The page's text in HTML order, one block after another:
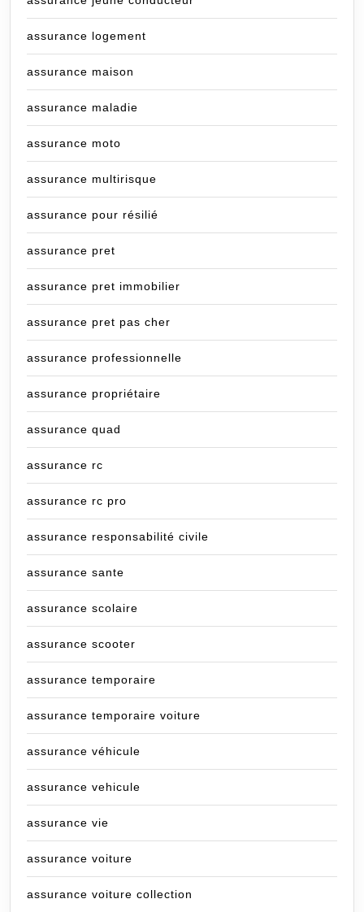
assurance logement
assurance maison
assurance maladie
assurance moto
assurance multirisque
assurance pour résilié
assurance pret
assurance pret immobilier
assurance pret pas cher
assurance professionnelle
assurance propriétaire
assurance quad
assurance rc
assurance rc pro
assurance responsabilité civile
assurance sante
assurance scolaire
assurance scooter
assurance temporaire
assurance temporaire voiture
assurance véhicule
assurance vehicule
assurance vie
assurance voiture
assurance voiture collection